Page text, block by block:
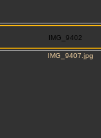
IMG_9402